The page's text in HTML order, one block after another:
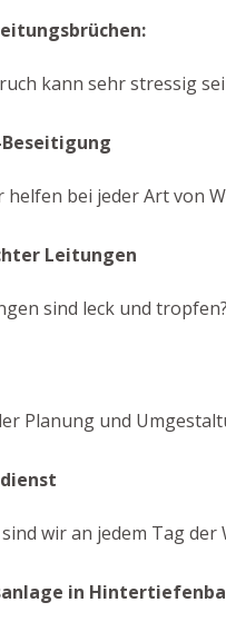
kann sehr stressig
Beseitigung
helfen bei jeder Art von
Leitungen
sind leck und
Planung und
wir an jedem Tag
in